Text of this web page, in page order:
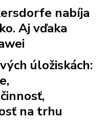
nabíja
Aj vďaka
úložiskách:
na trhu